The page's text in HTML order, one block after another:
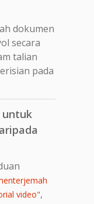
dokumen
secara
talian
pada
video",